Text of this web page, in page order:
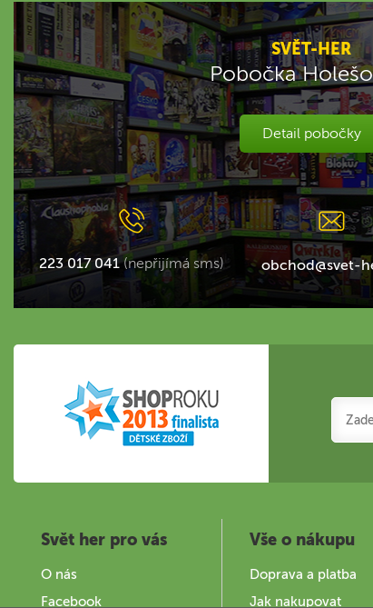
SVĚT-HER
Pobočka
Detail pobočky
223 017 041 (nepřijímá sms) obchod@svet-
Svět her pro vás
O nás
Facebook
Vše o nákupu
Doprava a platba
Jak nakupovat